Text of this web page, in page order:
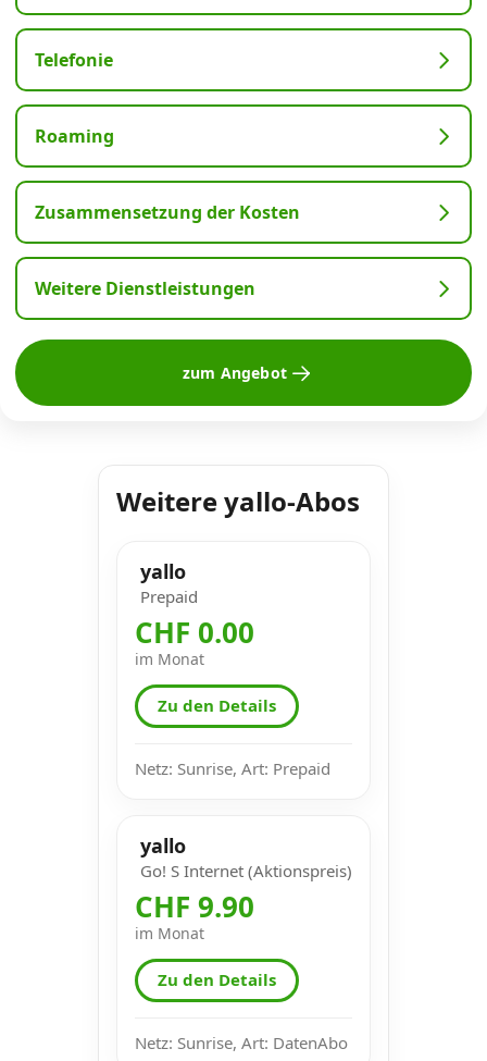
Telefonie
Roaming
Zusammensetzung der Kosten
Weitere Dienstleistungen
zum Angebot
Weitere yallo-Abos
yallo
Prepaid
CHF 0.00
im Monat
Zu den Details
Netz: Sunrise, Art: Prepaid
yallo
Go! S Internet (Aktionspreis)
CHF 9.90
im Monat
Zu den Details
Netz: Sunrise, Art: DatenAbo